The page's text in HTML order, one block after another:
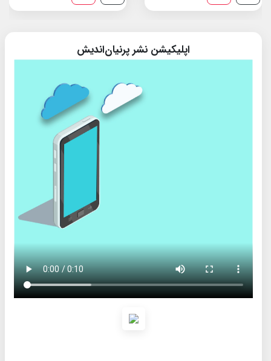
اپلیکیشن نشر پرنیان‌اندیش